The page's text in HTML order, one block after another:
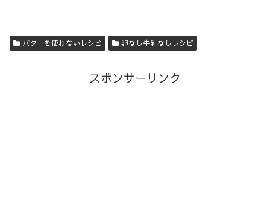
バターを使わないレシピ 卵なし牛乳なしレシピ
スポンサーリンク